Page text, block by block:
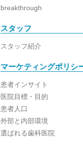
breakthrough
スタッフ
スタッフ紹介
マーケティングポリシ
患者インサイト
医院目標・目的
患者人口
外部と内部環境
選ばれる歯科医院